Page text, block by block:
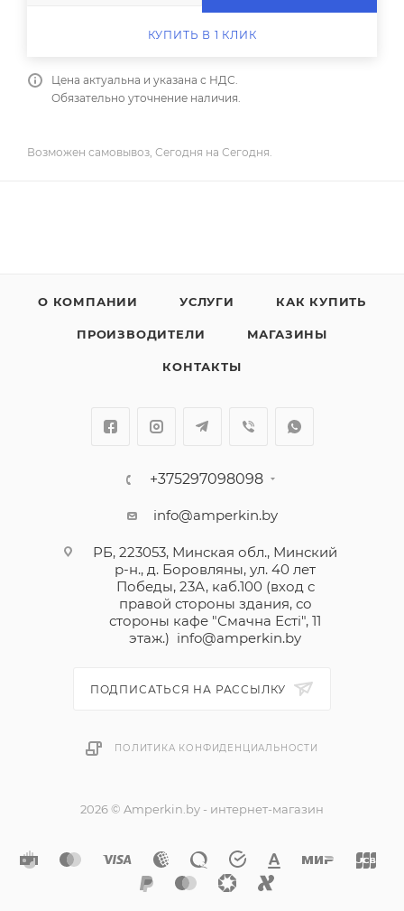
КУПИТЬ В 1 КЛИК
Цена актуальна и указана с НДС.
Обязательно уточнение наличия.
Возможен самовывоз, Сегодня на Сегодня.
О КОМПАНИИ УСЛУГИ КАК КУПИТЬ
ПРОИЗВОДИТЕЛИ МАГАЗИНЫ
КОНТАКТЫ
+375297098098
info@amperkin.by
РБ, 223053, Минская обл., Минский
р-н., д. Боровляны, ул. 40 лет
Победы, 23А, каб.100 (вход с
правой стороны здания, со
стороны кафе "Смачна Естi", 11
этаж.) info@amperkin.by
ПОДПИСАТЬСЯ НА РАССЫЛКУ
ПОЛИТИКА КОНФИДЕНЦИАЛЬНОСТИ
2026 © Amperkin.by - интернет-магазин